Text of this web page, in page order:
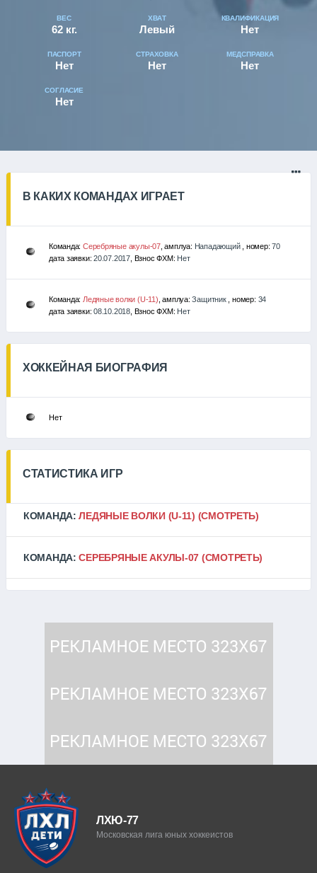
ВЕС
62 кг.
ХВАТ
Левый
КВАЛИФИКАЦИЯ
Нет
ПАСПОРТ
Нет
СТРАХОВКА
Нет
МЕДСПРАВКА
Нет
СОГЛАСИЕ
Нет
В КАКИХ КОМАНДАХ ИГРАЕТ
Команда:Серебряные акулы-07, амплуа: Нападающий, номер:70
дата заявки:20.07.2017, Взнос ФХМ: Нет
Команда: Ледяные волки (U-11) , амплуа:Защитник, номер: 34
дата заявки:08.10.2018, Взнос ФХМ: Нет
ХОККЕЙНАЯ БИОГРАФИЯ
Нет
СТАТИСТИКА ИГР
КОМАНДА:ЛЕДЯНЫЕ ВОЛКИ (U-11) (СМОТРЕТЬ)
КОМАНДА:СЕРЕБРЯНЫЕ АКУЛЫ-07 (СМОТРЕТЬ)
ЛХЮ-77
Московская лига юных хоккеистов